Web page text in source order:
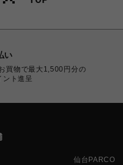
い
買物で最大1,500円分の
ント進呈
仙台PARCO